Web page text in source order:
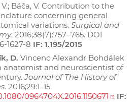
V.; Báča, V. Contribution to the
concerning general
variations. Surgical and
. 2016;38(7):757–765. DOI
1627-8 IF: 1.195/2015
D. Vincenc Alexandr Bohdálek
anatomist and neuroscientist of
Journal of The History of
. 2016;29:1–15.
0964704X.2016.1150671 . IF: